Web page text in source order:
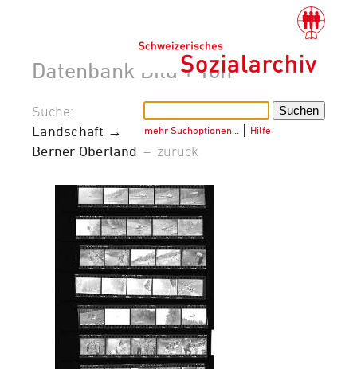
Datenbank Bild + Ton
mehr Suchoptionen… Hilfe
Suche:
Landschaft →
Berner Oberland – zurück